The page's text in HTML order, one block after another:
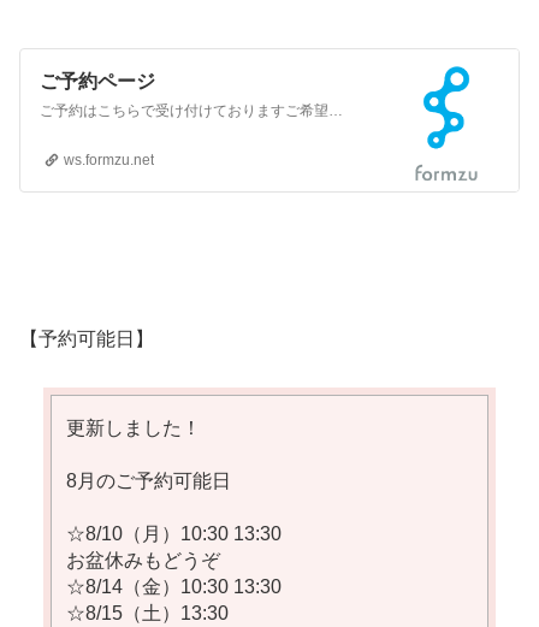
ご予約ページ
ws.formzu.net
【予約可能日】
更新しました！
8月のご予約可能日
☆8/10（月）10:30 13:30
お盆休みもどうぞ
☆8/14（金）10:30 13:30
☆8/15（土）13:30